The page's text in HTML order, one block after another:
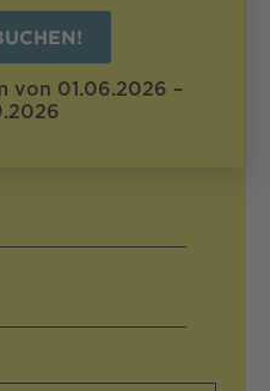
von 01.06.2026 –